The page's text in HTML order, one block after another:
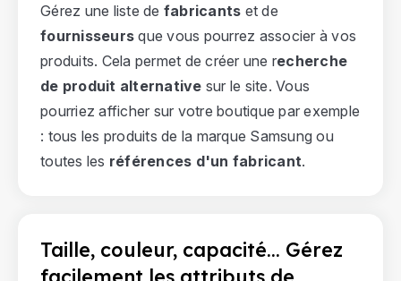
Gérez une liste de fabricants et de
fournisseurs que vous pourrez associer à vos
produits. Cela permet de créer une recherche
de produit alternative sur le site. Vous
pourriez afficher sur votre boutique par exemple
: tous les produits de la marque Samsung ou
toutes les références d'un fabricant.
Taille, couleur, capacité... Gérez
facilement les attributs de